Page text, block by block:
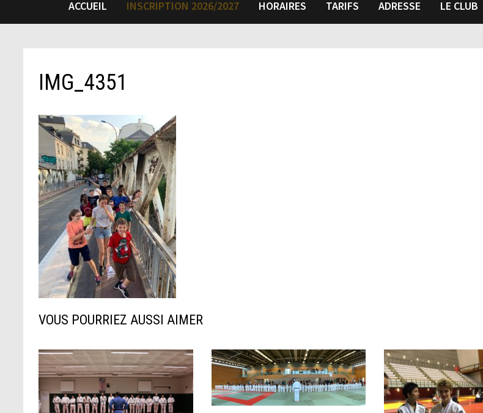
ACCUEIL INSCRIPTION 2026/2027 HORAIRES TARIFS ADRESSE LE CLUB
IMG_4351
VOUS POURRIEZ AUSSI AIMER